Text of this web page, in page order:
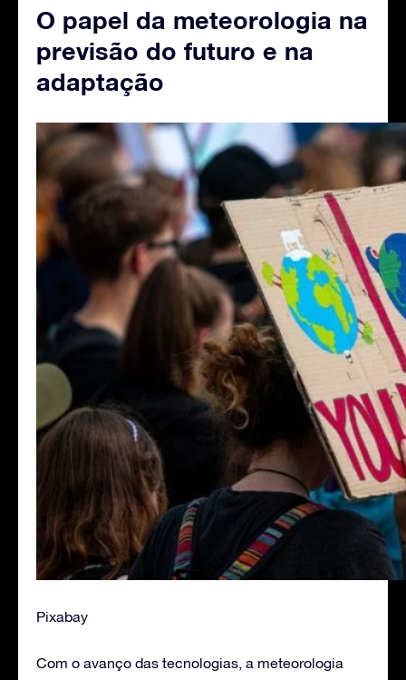
O papel da meteorologia na
previsão do futuro e na
adaptação
Pixabay
Com o avanço das tecnologias, a meteorologia